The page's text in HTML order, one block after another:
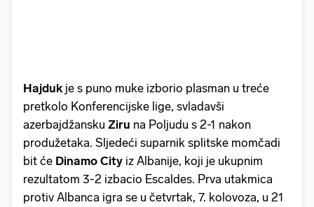
Hajduk je s puno muke izborio plasman u treće
pretkolo Konferencijske lige, svladavši
azerbajdžansku Ziru na Poljudu s 2-1 nakon
produžetaka. Sljedeći suparnik splitske momčadi
bit će Dinamo City iz Albanije, koji je ukupnim
rezultatom 3-2 izbacio Escaldes. Prva utakmica
protiv Albanca igra se u četvrtak, 7. kolovoza, u 21